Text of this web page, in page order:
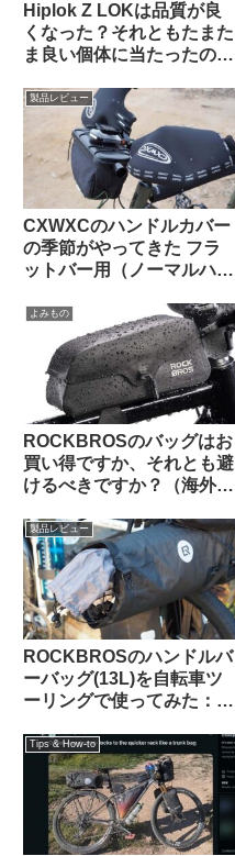
Hiplok Z LOKは品質が良
くなった？それともたまた
ま良い個体に当たったの
製品レビュー
CXWXCのハンドルカバー
の季節がやってきた フラ
ットバー用（ノーマルハン
で使ってみた
よみもの
ROCKBROSのバッグはお
買い得ですか、それとも避
けるべきですか？（海外掲
製品レビュー
ROCKBROSのハンドルバ
ーバッグ(13L)を自転車ツ
ーリングで使ってみた：機
あり使っていて気持ちが良
Tips & How-to